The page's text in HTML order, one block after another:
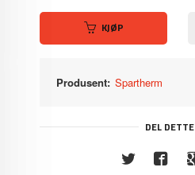
KJØP
Produsent: Spartherm
DEL DETTE